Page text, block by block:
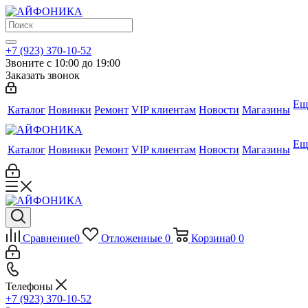
+7 (923) 370-10-52
Звоните с 10:00 до 19:00
Заказать звонок
Каталог Новинки Ремонт VIP клиентам Новости Магазины
Каталог Новинки Ремонт VIP клиентам Новости Магазины
Сравнение0 Отложенные 0 Корзина0 0
Телефоны
+7 (923) 370-10-52